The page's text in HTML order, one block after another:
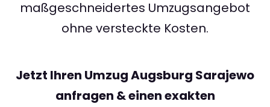
maßgeschneidertes Umzugsangebot
ohne versteckte Kosten.
Jetzt Ihren Umzug Augsburg Sarajewo
anfragen & einen exakten